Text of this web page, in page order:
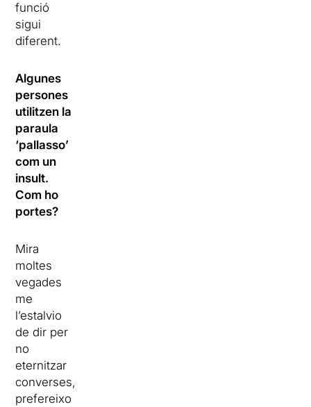
funció
sigui
diferent.
Algunes
persones
utilitzen la
paraula
‘pallasso’
com un
insult.
Com ho
portes?
Mira
moltes
vegades
me
l’estalvio
de dir per
no
eternitzar
converses,
prefereixo